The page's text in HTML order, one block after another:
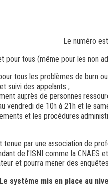
Le numéro
pour tous (même pour les non
tous les problèmes de burn
suivi des appelants ;
auprès de personnes
vendredi de 10h à 21h et le
et les procédures
tenue par une association de
de l’ISNI comme la CNAES
et pourra mener des
Le système mis en place au